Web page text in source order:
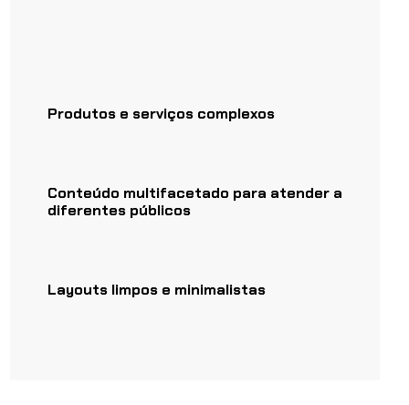
Produtos e serviços complexos
Conteúdo multifacetado para atender a
diferentes públicos
Layouts limpos e minimalistas